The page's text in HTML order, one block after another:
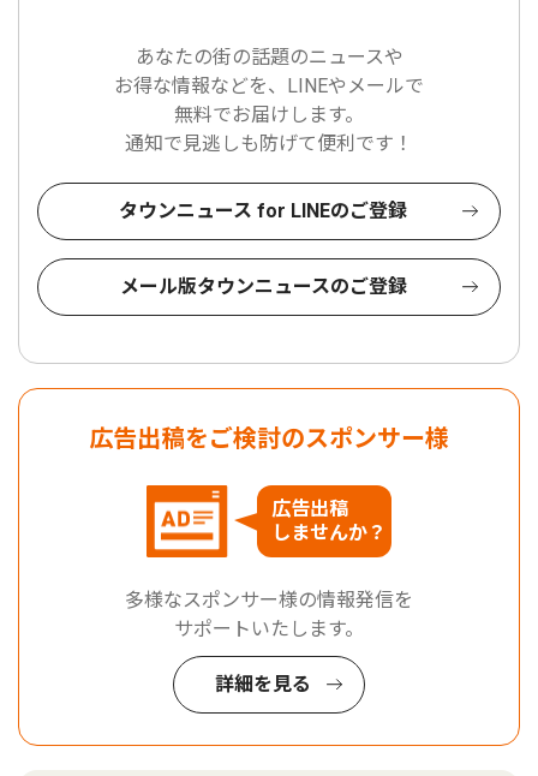
あなたの街の話題のニュースや
お得な情報などを、LINEやメールで
無料でお届けします。
通知で見逃しも防げて便利です！
タウンニュース for LINEのご登録
メール版タウンニュースのご登録
広告出稿をご検討のスポンサー様
広告出稿
しませんか？
多様なスポンサー様の情報発信を
サポートいたします。
詳細を見る